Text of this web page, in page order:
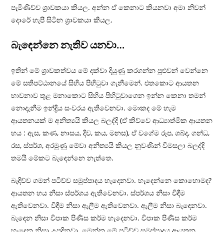
පැමිණිච්ච ශ‍්‍රාවකයා කියල. අන්න ඒ කෙනාට කියනවා අමා නිවන්
දොරේ හැපී සිටින ශ‍්‍රාවකයා කියල.
බැඳෙන්නෙ නැතිව යනවා…
ඉතින් මේ ශ‍්‍රාවකත්වය මේ දක්වා දියුණු කරගන්න පුළුවන් වෙන්නෙ
මේ සතිපට්ඨානයේ සිහිය පිහිටුවා ගැනීමෙන්. එතකොට ආයතන
භාවනාව තුළ මනාකොට සිහිය පිහිටුවාගෙන ඉන්න කෙනා තමන්
නොදැනීම ඉන්ද්‍රිය සංවරය ඇතිවෙනවා. මොකද මේ හැම
ආයතනයක් ම අනිත්‍යයි කියල බලද්දි (ඒ කිව්වෙ ආධ්‍යාත්මික ආයතන
හය : ඇස, කණ, නාසය, දිව, කය, මනස), ඒ වගේම රූප, ශබ්ද, ගන්ධ,
රස, ස්පර්ශ, අරමුණු මේවා අනිත්‍යයි කියල නුවණින් විමසලා බලද්දි
තමයි මේකට බැඳෙන්නෙ නැත්තෙ.
බැඳිච්ච ගමන් පටිච්ච සමුප්පාදය හැදෙනවා. හැදෙන්නෙ කොහොමද?
ආයතන හය නිසා ස්පර්ශය ඇතිවෙනවා. ස්පර්ශය නිසා විඳීම
ඇතිවෙනවා. විඳීම නිසා ඇලීම ඇතිවෙනවා. ඇලීම නිසා බැඳෙනවා.
බැඳෙන නිසා විපාක පිණිස කර්ම හැදෙනවා. විපාක පිණිස කර්ම